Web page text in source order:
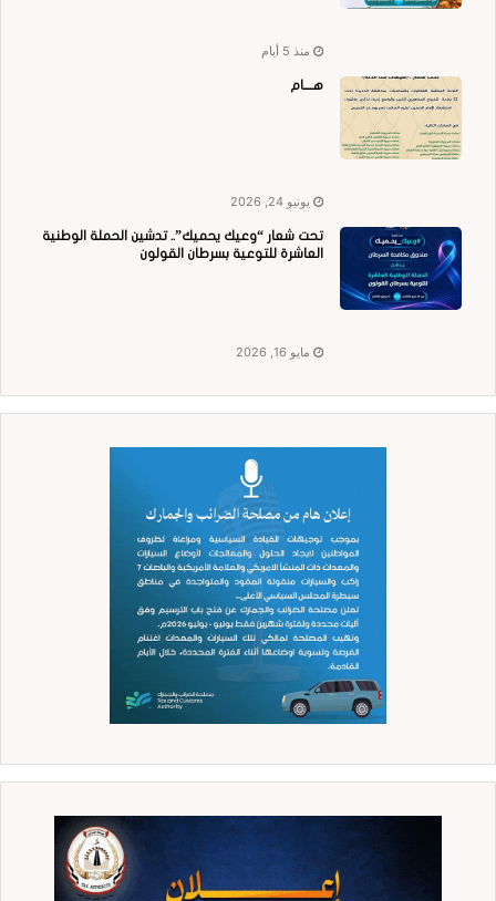
منذ 5 أيام
هــــام
يونيو 24, 2026
تحت شعار “وعيك يحميك”.. تدشين الحملة الوطنية
العاشرة للتوعية بسرطان القولون
مايو 16, 2026